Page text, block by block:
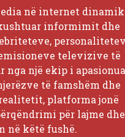
në internet
informimit dhe
televizive të
nga një ekip i
të famshëm dhe
platforma jonë
për lajme dhe
në këtë fushë.